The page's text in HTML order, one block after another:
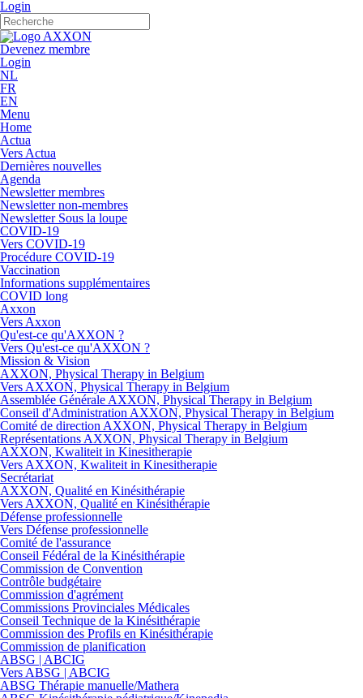
Login
Devenez membre
Login
NL
FR
EN
Menu
Home
Actua
Vers Actua
Dernières nouvelles
Agenda
Newsletter membres
Newsletter non-membres
Newsletter Sous la loupe
COVID-19
Vers COVID-19
Procédure COVID-19
Vaccination
Informations supplémentaires
COVID long
Axxon
Vers Axxon
Qu'est-ce qu'AXXON ?
Vers Qu'est-ce qu'AXXON ?
Mission & Vision
AXXON, Physical Therapy in Belgium
Vers AXXON, Physical Therapy in Belgium
Assemblée Générale AXXON, Physical Therapy in Belgium
Conseil d'Administration AXXON, Physical Therapy in Belgium
Comité de direction AXXON, Physical Therapy in Belgium
Représentations AXXON, Physical Therapy in Belgium
AXXON, Kwaliteit in Kinesitherapie
Vers AXXON, Kwaliteit in Kinesitherapie
Secrétariat
AXXON, Qualité en Kinésithérapie
Vers AXXON, Qualité en Kinésithérapie
Défense professionnelle
Vers Défense professionnelle
Comité de l'assurance
Conseil Fédéral de la Kinésithérapie
Commission de Convention
Contrôle budgétaire
Commission d'agrément
Commissions Provinciales Médicales
Conseil Technique de la Kinésithérapie
Commission des Profils en Kinésithérapie
Commission de planification
ABSG | ABCIG
Vers ABSG | ABCIG
ABSG Thérapie manuelle/Mathera